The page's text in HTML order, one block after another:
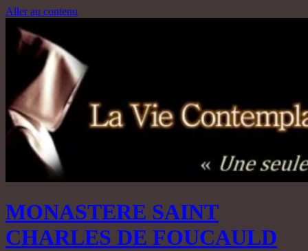
Aller au contenu
MONASTERE SAINT
CHARLES DE FOUCAULD